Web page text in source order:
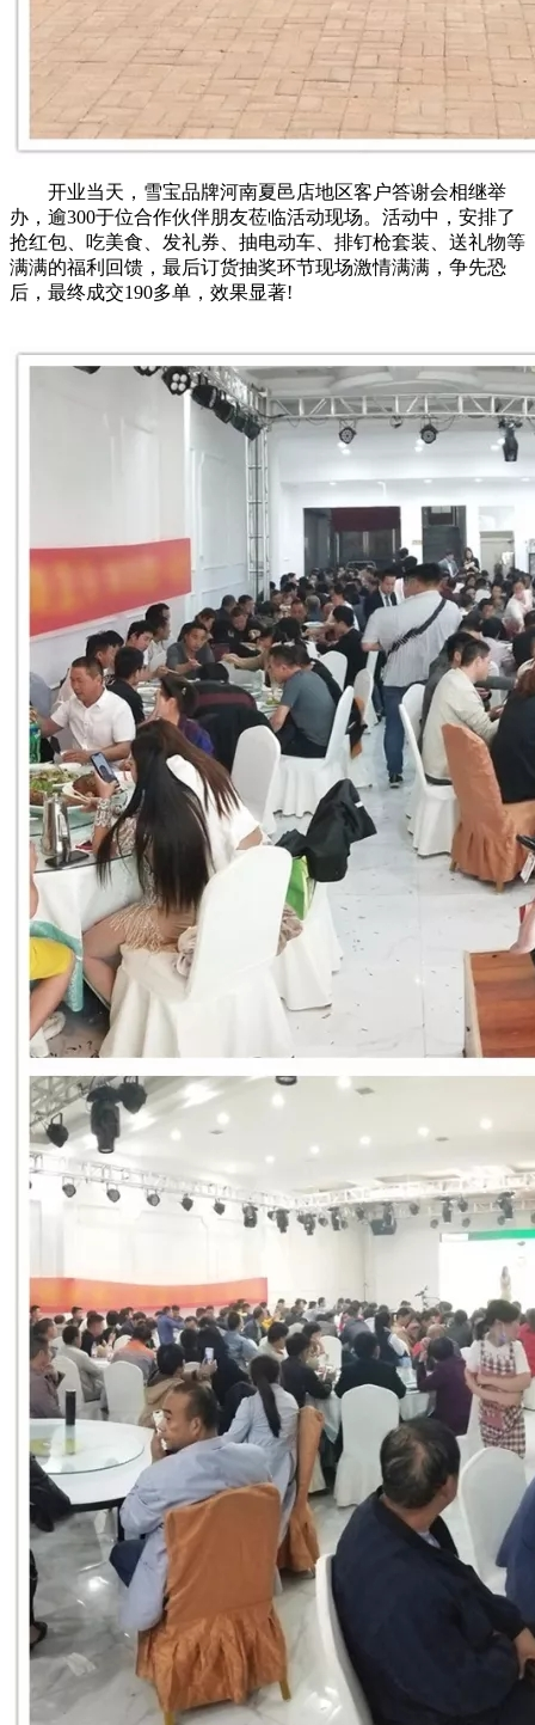
开业当天，雪宝品牌河南夏邑店地区客户答谢会相继举
办，逾300于位合作伙伴朋友莅临活动现场。活动中，安排了
抢红包、吃美食、发礼券、抽电动车、排钉枪套装、送礼物等
满满的福利回馈，最后订货抽奖环节现场激情满满，争先恐
后，最终成交190多单，效果显著!